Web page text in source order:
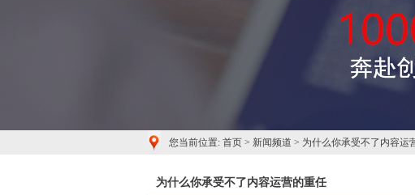
您当前位置: 首页 > 新闻频道 > 为什么你承受不了内容运
为什么你承受不了内容运营的重任